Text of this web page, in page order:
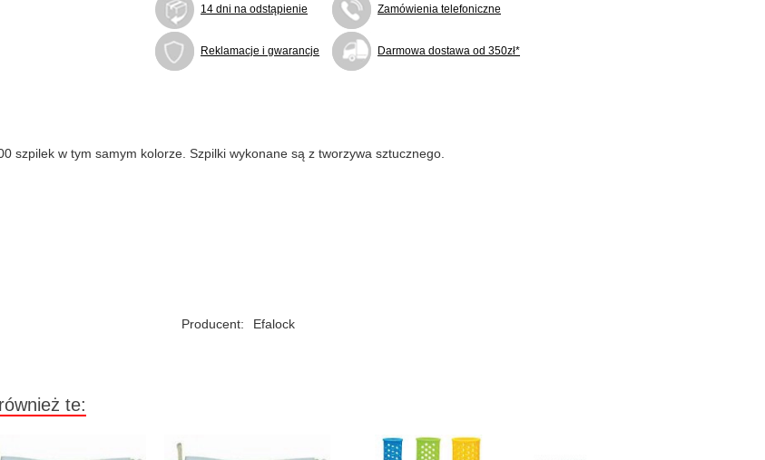
14 dni na odstąpienie Zamówienia telefoniczne
Reklamacje i gwarancje Darmowa dostawa od 350zł*
szpilek w tym samym kolorze. Szpilki wykonane są z tworzywa sztucznego.
Producent: Efalock
te: